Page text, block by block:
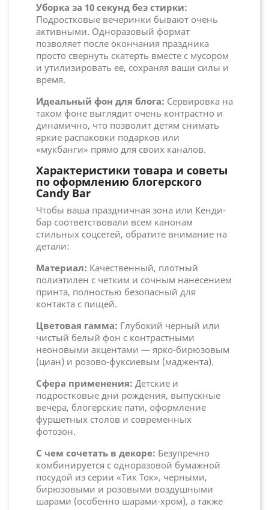
Уборка за 10 секунд без стирки:
Подростковые вечеринки бывают очень
активными. Одноразовый формат
позволяет после окончания праздника
просто свернуть скатерть вместе с мусором
и утилизировать ее, сохраняя ваши силы и
время.
Идеальный фон для блога: Сервировка на
таком фоне выглядит очень контрастно и
динамично, что позволит детям снимать
яркие распаковки подарков или
«мукбанги» прямо для своих каналов.
Характеристики товара и советы
по оформлению блогерского
Candy Bar
Чтобы ваша праздничная зона или Кенди-
бар соответствовали всем канонам
стильных соцсетей, обратите внимание на
детали:
Материал: Качественный, плотный
полиэтилен с четким и сочным нанесением
принта, полностью безопасный для
контакта с пищей.
Цветовая гамма: Глубокий черный или
чистый белый фон с контрастными
неоновыми акцентами — ярко-бирюзовым
(циан) и розово-фуксиевым (маджента).
Сфера применения: Детские и
подростковые дни рождения, выпускные
вечера, блогерские пати, оформление
фуршетных столов и современных
фотозон.
С чем сочетать в декоре: Безупречно
комбинируется с одноразовой бумажной
посудой из серии «Тик Ток», черными,
бирюзовыми и розовыми воздушными
шарами (особенно шарами-хром), а также